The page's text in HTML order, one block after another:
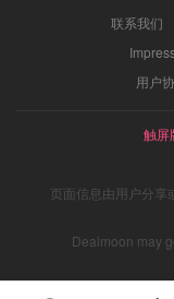
联系我们
用户
触屏
页面信息由用户分
Dealmoon may